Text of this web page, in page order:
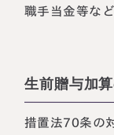
職手当金等な
生前贈与加
措置法70条の